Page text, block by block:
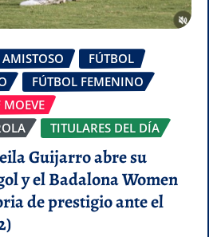
AMISTOSO
FÚTBOL
FÚTBOL FEMENINO
MOEVE
TITULARES DEL DÍA
Guijarro abre su
y el Badalona Women
de prestigio ante el